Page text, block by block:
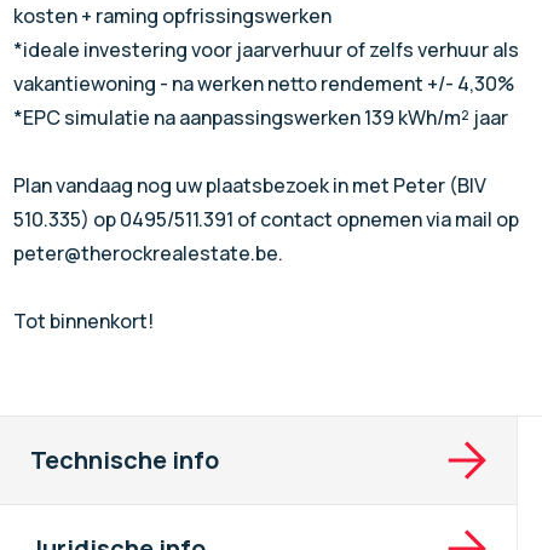
kosten + raming opfrissingswerken
*ideale investering voor jaarverhuur of zelfs verhuur als
vakantiewoning - na werken netto rendement +/- 4,30%
*EPC simulatie na aanpassingswerken 139 kWh/m² jaar
Plan vandaag nog uw plaatsbezoek in met Peter (BIV
510.335) op 0495/511.391 of contact opnemen via mail op
peter@therockrealestate.be.
Tot binnenkort!
Technische info